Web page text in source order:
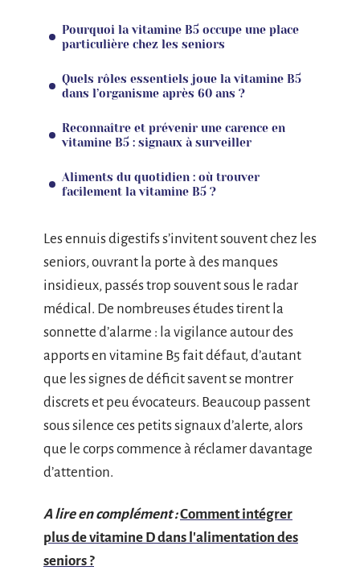
Pourquoi la vitamine B5 occupe une place
particulière chez les seniors
Quels rôles essentiels joue la vitamine B5
dans l’organisme après 60 ans ?
Reconnaître et prévenir une carence en
vitamine B5 : signaux à surveiller
Aliments du quotidien : où trouver
facilement la vitamine B5 ?
Les ennuis digestifs s’invitent souvent chez les
seniors, ouvrant la porte à des manques
insidieux, passés trop souvent sous le radar
médical. De nombreuses études tirent la
sonnette d’alarme : la vigilance autour des
apports en vitamine B5 fait défaut, d’autant
que les signes de déficit savent se montrer
discrets et peu évocateurs. Beaucoup passent
sous silence ces petits signaux d’alerte, alors
que le corps commence à réclamer davantage
d’attention.
A lire en complément :Comment intégrer
plus de vitamine D dans l'alimentation des
seniors ?